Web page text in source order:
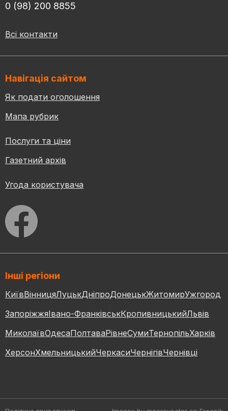
0 (98) 200 8855
Всі контакти
Навігація сайтом
Як подати оголошення
Мапа рубрик
Послуги та ціни
Газетний архів
Угода користувача
Інші регіони
КиївВінницяЛуцькДніпроДонецькЖитомирУжгород
ЗапоріжжяІвано-ФранківськКропивницькийЛьвів
МиколаївОдесаПолтаваРівнеСумиТернопільХарків
ХерсонХмельницькийЧеркасиЧернігівЧернівці